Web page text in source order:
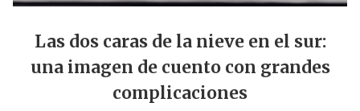
Las dos caras de la nieve en el sur:
una imagen de cuento con grandes
complicaciones